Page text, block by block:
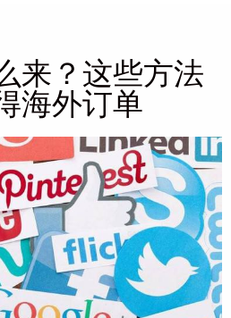
来？这些方法
海外订单